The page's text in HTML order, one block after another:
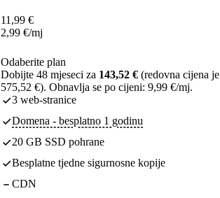
11,99 €
2,99 €/mj
Odaberite plan
Dobijte 48 mjeseci za 143,52 € (redovna cijena je
575,52 €). Obnavlja se po cijeni: 9,99 €/mj.
3 web-stranice
Domena - besplatno 1 godinu
20 GB SSD pohrane
Besplatne tjedne sigurnosne kopije
CDN